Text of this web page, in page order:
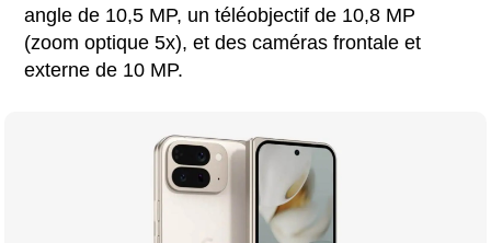
angle de 10,5 MP, un téléobjectif de 10,8 MP
(zoom optique 5x), et des caméras frontale et
externe de 10 MP.